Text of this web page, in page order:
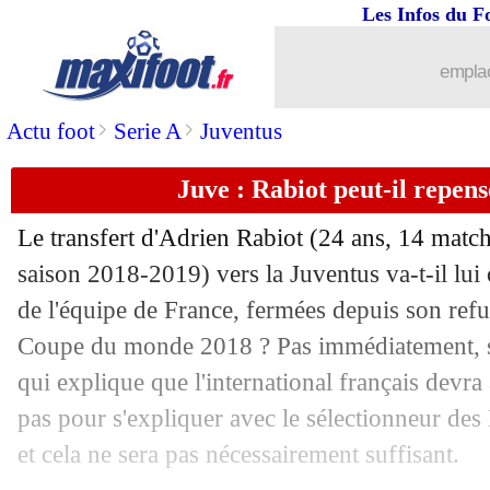
Actu foot> Serie A> Juventus
Les Infos du
Juve : Rabiot peut-il
Le transfert d'Adrien Rabiot (24 ans, 14
saison 2018-2019) vers la Juventus va-t-il lui
de l'équipe de France, fermées depuis son
Coupe du monde 2018 ? Pas
qui explique que l'international français
pas pour s'expliquer avec le sélectionneur
et cela ne sera pas nécessairement suffisant.
Monaco : Badiashile a la cote en
02/07 OM: Ocampos se rapproche du FC
02/07 Real: Reguilon vers un prêt à Séville
02/07 Barça: Griezmann attendu la
02/07 Bordeaux : Koscielny pour
02/07 Barça : Boateng retourne à Sassuolo
02/07 Man Utd: Diop n'ira pas au clash